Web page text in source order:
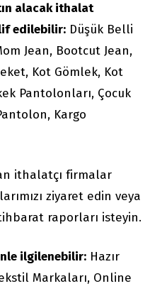
alacak ithalat
edilebilir: Düşük Belli
Jean, Bootcut Jean,
Kot Gömlek, Kot
Pantolonları, Çocuk
Kargo
ithalatçı firmalar
ziyaret edin veya
raporları isteyin.
ilgilenebilir: Hazır
Markaları, Online